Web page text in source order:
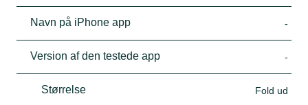
Navn på iPhone app -
Version af den testede app -
Størrelse Fold ud